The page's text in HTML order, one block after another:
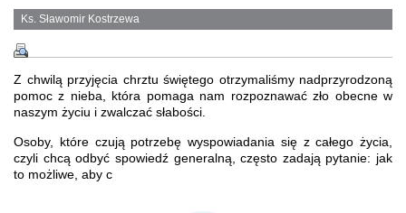
Ks. Sławomir Kostrzewa
Z chwilą przyjęcia chrztu świętego otrzymaliśmy nadprzyrodzoną
pomoc z nieba, która pomaga nam rozpoznawać zło obecne w
naszym życiu i zwalczać słabości.
Osoby, które czują potrzebę wyspowiadania się z całego życia,
czyli chcą odbyć spowiedź generalną, często zadają pytanie: jak
to możliwe, aby c